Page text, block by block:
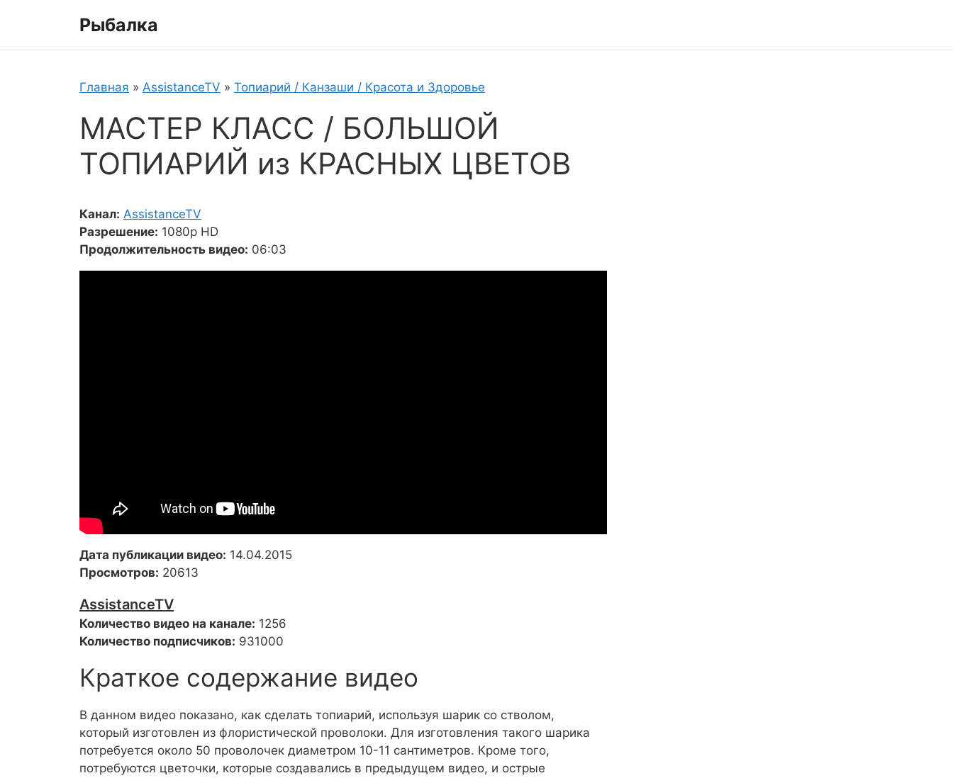
Рыбалка
Главная » AssistanceTV » Топиарий / Канзаши / Красота и Здоровье
МАСТЕР КЛАСС / БОЛЬШОЙ
ТОПИАРИЙ из КРАСНЫХ ЦВЕТОВ
Канал: AssistanceTV
Разрешение: 1080p HD
Продолжительность видео: 06:03
Дата публикации видео: 14.04.2015
Просмотров: 20613
AssistanceTV
Количество видео на канале: 1256
Количество подписчиков: 931000
Краткое содержание видео
В данном видео показано, как сделать топиарий, используя шарик со стволом,
который изготовлен из флористической проволоки. Для изготовления такого шарика
потребуется около 50 проволочек диаметром 10-11 сантиметров. Кроме того,
потребуются цветочки, которые создавались в предыдущем видео, и острые